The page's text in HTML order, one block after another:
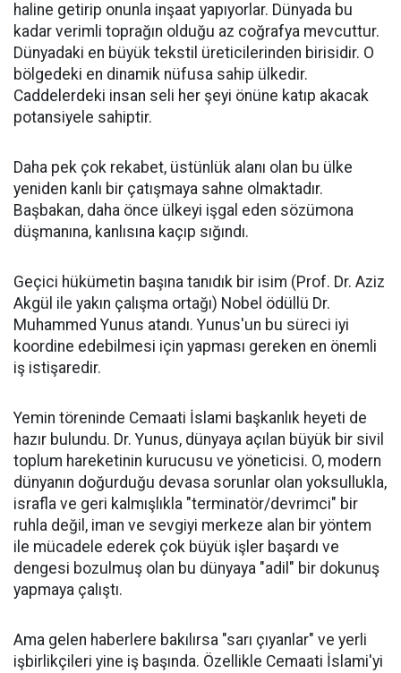
haline getirip onunla inşaat yapıyorlar. Dünyada bu
kadar verimli toprağın olduğu az coğrafya mevcuttur.
Dünyadaki en büyük tekstil üreticilerinden birisidir. O
bölgedeki en dinamik nüfusa sahip ülkedir.
Caddelerdeki insan seli her şeyi önüne katıp akacak
potansiyele sahiptir.
Daha pek çok rekabet, üstünlük alanı olan bu ülke
yeniden kanlı bir çatışmaya sahne olmaktadır.
Başbakan, daha önce ülkeyi işgal eden sözümona
düşmanına, kanlısına kaçıp sığındı.
Geçici hükümetin başına tanıdık bir isim (Prof. Dr. Aziz
Akgül ile yakın çalışma ortağı) Nobel ödüllü Dr.
Muhammed Yunus atandı. Yunus'un bu süreci iyi
koordine edebilmesi için yapması gereken en önemli
iş istişaredir.
Yemin töreninde Cemaati İslami başkanlık heyeti de
hazır bulundu. Dr. Yunus, dünyaya açılan büyük bir sivil
toplum hareketinin kurucusu ve yöneticisi. O, modern
dünyanın doğurduğu devasa sorunlar olan yoksullukla,
israfla ve geri kalmışlıkla "terminatör/devrimci" bir
ruhla değil, iman ve sevgiyi merkeze alan bir yöntem
ile mücadele ederek çok büyük işler başardı ve
dengesi bozulmuş olan bu dünyaya "adil" bir dokunuş
yapmaya çalıştı.
Ama gelen haberlere bakılırsa "sarı çıyanlar" ve yerli
işbirlikçileri yine iş başında. Özellikle Cemaati İslami'yi